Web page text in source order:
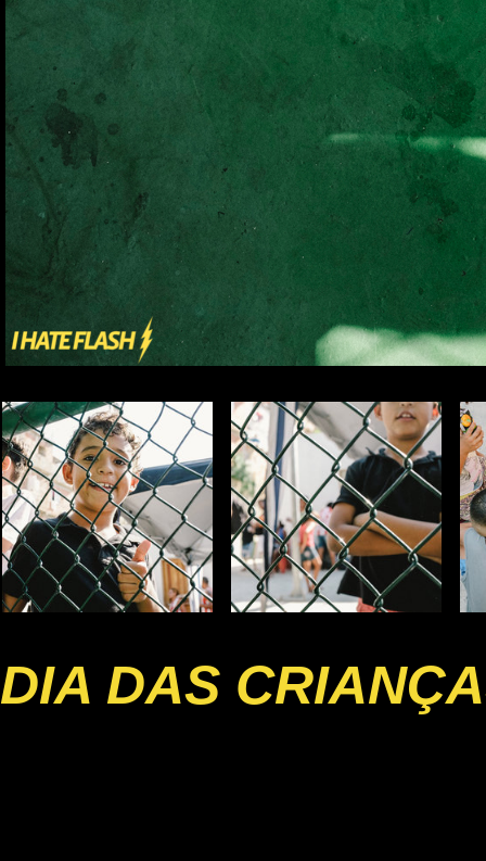
DIA DAS